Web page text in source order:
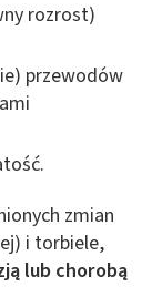
rozrost)
przewodów
zmian
i torbiele,
lub chorobą